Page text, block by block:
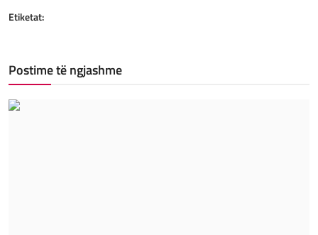
Etiketat:
Postime të ngjashme